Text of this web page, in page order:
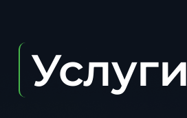
Услуги